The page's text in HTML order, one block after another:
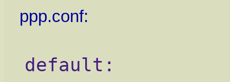
ppp.conf:
default: